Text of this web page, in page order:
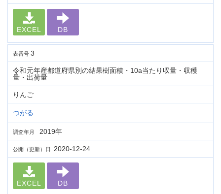
EXCEL DB
表番号 3
令和元年産都道府県別の結果樹面積・10a当たり収量・収穫
量・出荷量
りんご
つがる
調査年月 2019年
公開（更新）日 2020-12-24
EXCEL DB